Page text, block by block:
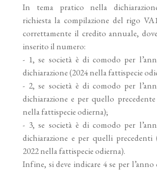
In tema pratico nella
richiesta la compilazione del rigo
correttamente il credito annuale,
inserito il numero:
- 1, se società è di comodo per
dichiarazione (2024 nella fattispecie
- 2, se società è di comodo per
dichiarazione e per quello
nella fattispecie odierna);
- 3, se società è di comodo per
dichiarazione e per quelli precedenti
2022 nella fattispecie odierna).
Infine, si deve indicare 4 se per